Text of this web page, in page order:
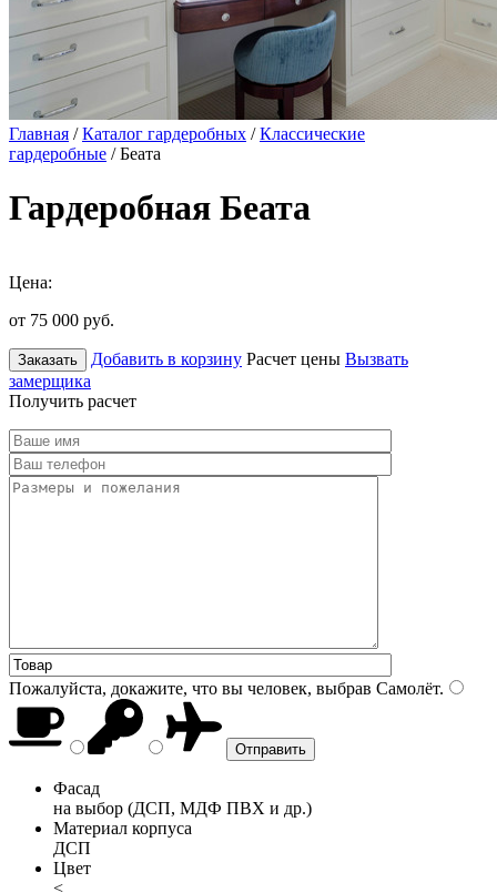
Главная /Каталог гардеробных /Классические
гардеробные / Беата
Гардеробная Беата
Цена:
от 75 000 руб.
Заказать Добавить в корзину Расчет цены Вызвать
замерщика
Получить расчет
Пожалуйста, докажите, что вы человек, выбрав Самолёт.
Фасад
на выбор (ДСП, МДФ ПВХ и др.)
Материал корпуса
ДСП
Цвет
<